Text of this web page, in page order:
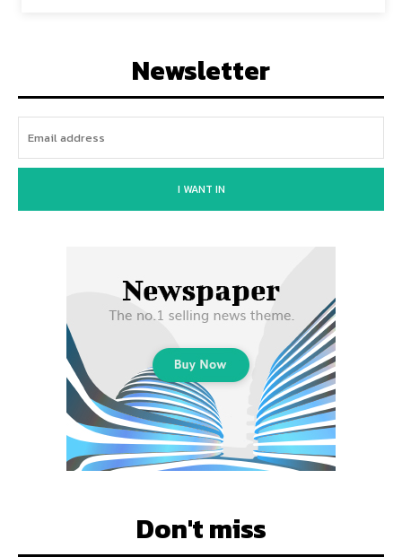
Newsletter
I WANT IN
Don't miss